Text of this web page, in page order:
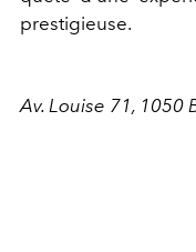
prestigieuse.
Av. Louise 71, 1050